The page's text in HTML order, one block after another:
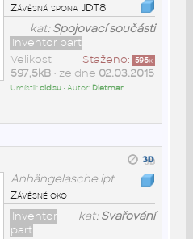
Závěsná spona JDT8
kat:Spojovací součásti
Inventor part
Staženo: 596x
Velikost
597,5kB• ze dne 02.03.2015
Umístil:didisu• Autor: Dietmar
Anhängelasche.ipt
Závěsné oko
kat:Svařování
Inventor
part